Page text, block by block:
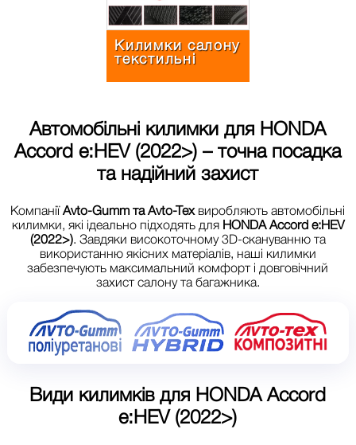
Килимки салону
текстильнi
Автомобільні килимки для HONDA
Accord e:HEV (2022>) – точна посадка
та надійний захист
КомпаніїAvto-Gumm та Avto-Texвиробляють автомобільні
килимки, які ідеально підходять для HONDA Accord e:HEV
(2022>). Завдяки високоточному 3D-скануванню та
використанню якісних матеріалів, наші килимки
забезпечують максимальний комфорт і довговічний
захист салону та багажника.
Види килимків для HONDA Accord
e:HEV (2022>)